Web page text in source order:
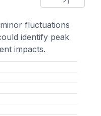
fluctuations
identify peak
impacts.